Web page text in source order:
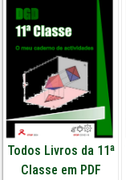
Todos Livros da 11ª
Classe em PDF